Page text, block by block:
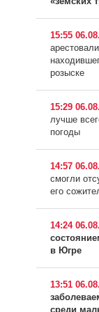
15:55
розыске
15:29
лучше
погоды
14:57
смогли
его
14:24
в Югре
13:51
среди